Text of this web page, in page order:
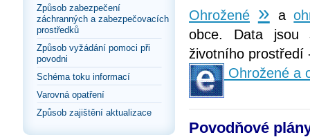
Způsob zabezpečení
záchranných a zabezpečovacích
prostředků
Způsob vyžádání pomoci při
povodni
Schéma toku informací
Varovná opatření
Způsob zajištění aktualizace
Ohrožené » a
obce. Data jsou
životního prostředí
Ohrožené a
Povodňové